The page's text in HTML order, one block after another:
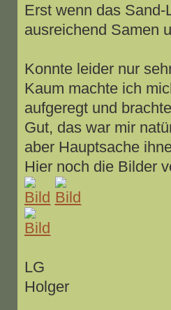
Erst wenn das
ausreichend Samen
Konnte leider nur
Kaum machte ich
aufgeregt und
Gut, das war mir
aber Hauptsache
Hier noch die Bilder
LG
Holger